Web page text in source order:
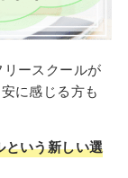
ースクールが
に感じる方も
という新しい選